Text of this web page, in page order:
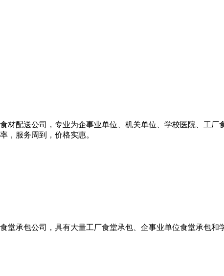
材配送公司，专业为企事业单位、机关单位、学校医院、工
，服务周到，价格实惠。
堂承包公司，具有大量工厂食堂承包、企事业单位食堂承包